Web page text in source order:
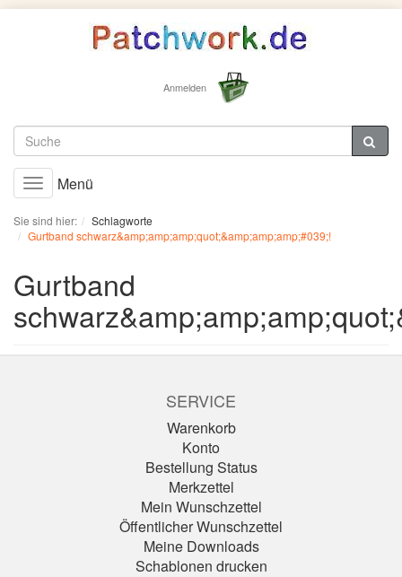
Anmelden
Toggle
navigation
Menü
Sie sind hier:
Schlagworte
Gurtband schwarz&amp;amp;amp;quot;&amp;amp;amp;#039;!
Gurtband
SERVICE
Warenkorb
Konto
Bestellung Status
Merkzettel
Mein Wunschzettel
Öffentlicher Wunschzettel
Meine Downloads
Schablonen drucken